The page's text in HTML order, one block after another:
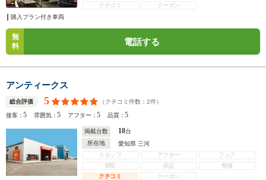
クチコミ
クーポン
購入プラン付き車両
無
料
電話する
アンティークス
総合評価 5 （クチコミ件数： 2件）
接客：5 雰囲気：5 アフター：5 品質：5
掲載台数 18台
所在地
愛知県 三河
スタッフ
アフター
フェア
買取
保証
整備
クチコミ
クーポン